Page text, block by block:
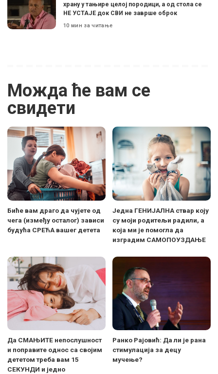
храну у тањире целој породици, а од стола се
НЕ УСТАЈЕ док СВИ не заврше оброк
10 мин за читање
Можда ће вам се
свидети
Биће вам драго да чујете од
чега (између осталог) зависи
будућа СРЕЋА вашег детета
Једна ГЕНИЈАЛНА ствар коју
су моји родитељи радили, а
која ми је помогла да
изградим САМОПОУЗДАЊЕ
Да СМАЊИТЕ непослушност
и поправите однос са својим
дететом треба вам 15
СЕКУНДИ и једно
Ранко Рајовић: Да ли је рана
стимулација за децу
мучење?